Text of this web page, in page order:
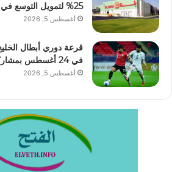
25% لتمويل التوسع في قطر وسوريا
أغسطس 5, 2026
في 24 أغسطس بمشاركة 12 ناديا
أغسطس 5, 2026